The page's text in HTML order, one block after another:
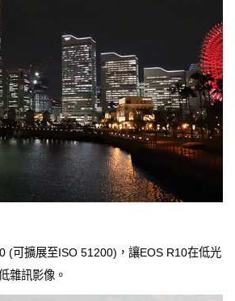
(可擴展至ISO 51200)，讓EOS R10在低光
雜訊影像。